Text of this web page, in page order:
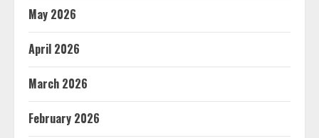
May 2026
April 2026
March 2026
February 2026